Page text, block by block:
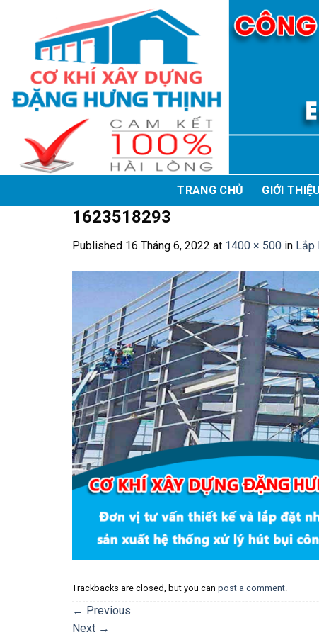
content
TRANG CHỦ GIỚI THIỆU
1623518293
Published 16 Tháng 6, 2022 at 1400 × 500 in Lắp
Trackbacks are closed, but you can post a comment.
← Previous
Next →